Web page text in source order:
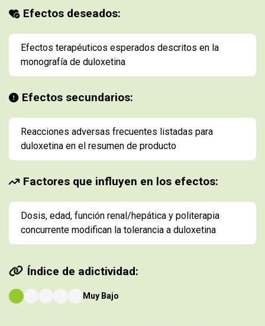
Efectos deseados:
Efectos terapéuticos esperados descritos en la
monografía de duloxetina
Efectos secundarios:
Reacciones adversas frecuentes listadas para
duloxetina en el resumen de producto
Factores que influyen en los efectos:
Dosis, edad, función renal/hepática y politerapia
concurrente modifican la tolerancia a duloxetina
Índice de adictividad:
Muy Bajo